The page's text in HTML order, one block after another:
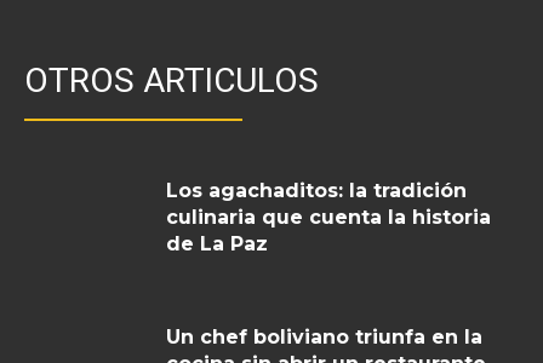
OTROS ARTICULOS
Los agachaditos: la tradición
culinaria que cuenta la historia
de La Paz
Un chef boliviano triunfa en la